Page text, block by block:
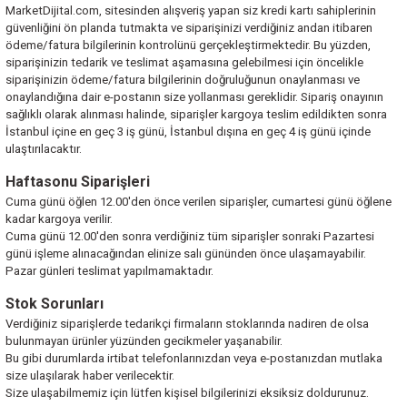
MarketDijital.com, sitesinden alışveriş yapan siz kredi kartı sahiplerinin
güvenliğini ön planda tutmakta ve siparişinizi verdiğiniz andan itibaren
ödeme/fatura bilgilerinin kontrolünü gerçekleştirmektedir. Bu yüzden,
siparişinizin tedarik ve teslimat aşamasına gelebilmesi için öncelikle
siparişinizin ödeme/fatura bilgilerinin doğruluğunun onaylanması ve
onaylandığına dair e-postanın size yollanması gereklidir. Sipariş onayının
sağlıklı olarak alınması halinde, siparişler kargoya teslim edildikten sonra
İstanbul içine en geç 3 iş günü, İstanbul dışına en geç 4 iş günü içinde
ulaştırılacaktır.
Haftasonu Siparişleri
Cuma günü öğlen 12.00'den önce verilen siparişler, cumartesi günü öğlene
kadar kargoya verilir.
Cuma günü 12.00'den sonra verdiğiniz tüm siparişler sonraki Pazartesi
günü işleme alınacağından elinize salı gününden önce ulaşamayabilir.
Pazar günleri teslimat yapılmamaktadır.
Stok Sorunları
Verdiğiniz siparişlerde tedarikçi firmaların stoklarında nadiren de olsa
bulunmayan ürünler yüzünden gecikmeler yaşanabilir.
Bu gibi durumlarda irtibat telefonlarınızdan veya e-postanızdan mutlaka
size ulaşılarak haber verilecektir.
Size ulaşabilmemiz için lütfen kişisel bilgilerinizi eksiksiz doldurunuz.